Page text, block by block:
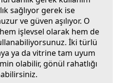
sağlıyor gerek ise
ve güven aşılıyor. O
işlevsel olarak hem de
İki türlü
ya da vitrine tam uyum
olabilir, gönül rahatlığı